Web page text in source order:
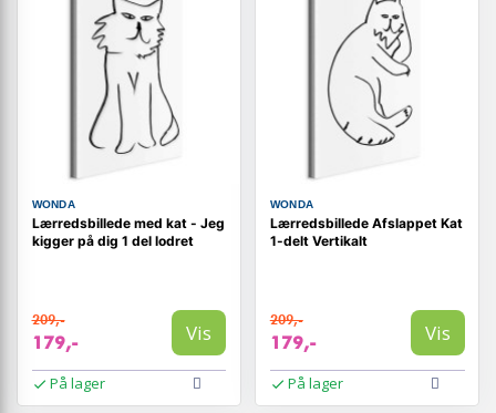
WONDA
Lærredsbillede med kat - Jeg
kigger på dig 1 del lodret
209,-
179,- Vis
På lager
WONDA
Lærredsbillede Afslappet Kat
1-delt Vertikalt
209,-
179,- Vis
På lager